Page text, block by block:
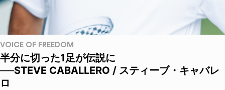
VOICE OF FREEDOM
半分に切った1足が伝説に
──STEVE CABALLERO / スティーブ・キャバレ
ロ